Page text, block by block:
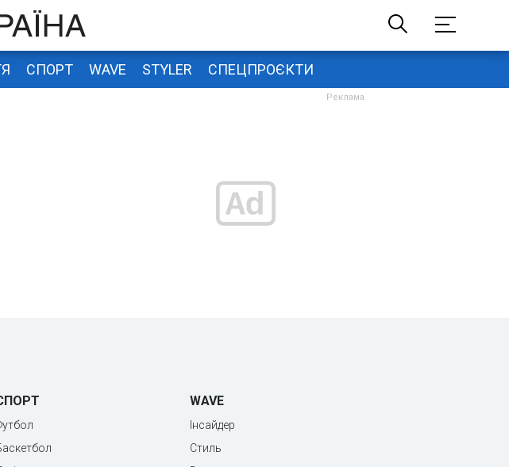
СПОРТ WAVE STYLER СПЕЦПРОЄКТИ
WAVE
Інсайдер
Стиль